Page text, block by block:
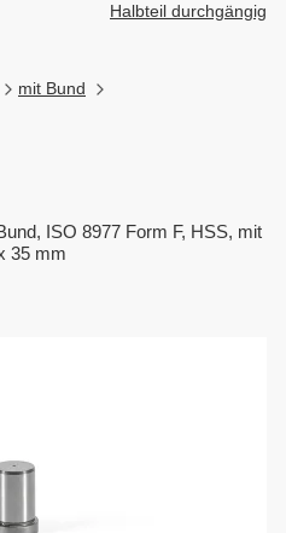
mit Bund
Halbteil durchgängig
ISO 8977 Form F, HSS, mit
35 mm